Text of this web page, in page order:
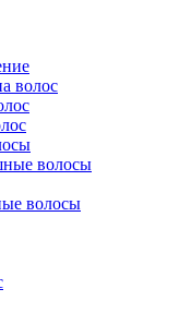
волос
волосы
волосы